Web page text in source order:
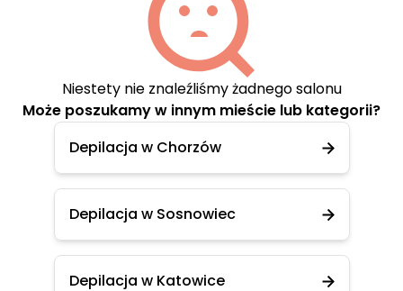
Niestety nie znaleźliśmy żadnego salonu
Może poszukamy w innym mieście lub kategorii?
Depilacja w Chorzów
Depilacja w Sosnowiec
Depilacja w Katowice